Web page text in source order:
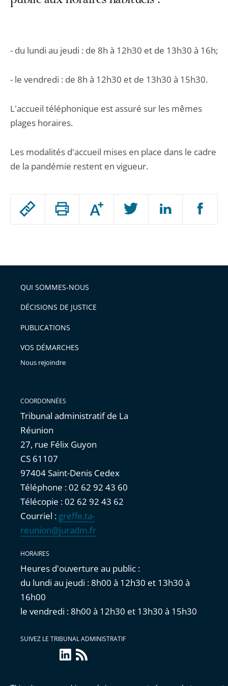
Passer
arriver
après
Augmenter
ou
l'article
pour
avant
- du lundi au jeudi : de 8h à 12h30 et de 13h30 à 16h;
- le vendredi : de 8h à 12h30 et de 13h30 à 15h30.
L'accueil téléphonique est assuré sur les mêmes
plages horaires.
Les modalités d'accueil mises en place dans le cadre
de la pandémie restent en vigueur.
QUI SOMMES-NOUS
DÉCISIONS DE JUSTICE
PUBLICATIONS
VOS DÉMARCHES
Nous rejoindre
COORDONNÉES
Tribunal administratif de La
Réunion
27, rue Félix Guyon
CS 61107
97404 Saint-Denis Cedex
Téléphone : 02 62 92 43 60
Télécopie : 02 62 92 43 62
Courriel : greffe.ta-
reunion@juradm.fr
HORAIRES
Heures d'ouverture au public :
du lundi au jeudi : 8h00 à 12h30 et 13h30 à
16h00
le vendredi : 8h00 à 12h30 et 13h30 à 15h30
SUIVEZ LE TRIBUNAL ADMINISTRATIF
linkedin
Flux
RSS